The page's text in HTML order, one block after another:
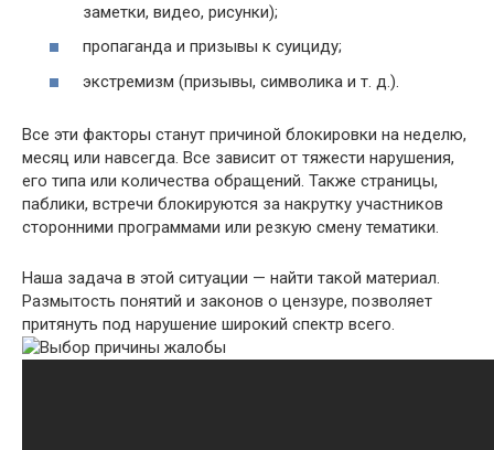
заметки, видео, рисунки);
пропаганда и призывы к суициду;
экстремизм (призывы, символика и т. д.).
Все эти факторы станут причиной блокировки на неделю,
месяц или навсегда. Все зависит от тяжести нарушения,
его типа или количества обращений. Также страницы,
паблики, встречи блокируются за накрутку участников
сторонними программами или резкую смену тематики.
Наша задача в этой ситуации — найти такой материал.
Размытость понятий и законов о цензуре, позволяет
притянуть под нарушение широкий спектр всего.